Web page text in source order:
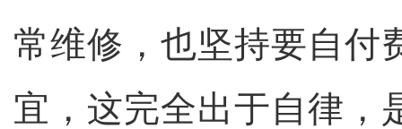
常维修，也坚持要自付
宜，这完全出于自律，